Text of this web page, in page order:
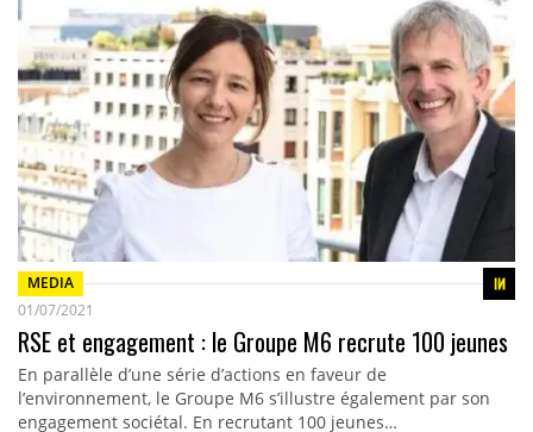
MEDIA
01/07/2021
RSE et engagement : le Groupe M6 recrute 100 jeunes
En parallèle d’une série d’actions en faveur de
l’environnement, le Groupe M6 s’illustre également par son
engagement sociétal. En recrutant 100 jeunes…